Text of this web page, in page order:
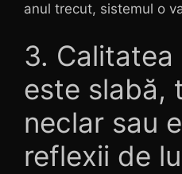
anul trecut, sistemul o
3. Calitatea
este slabă,
neclar sau
reflexii de